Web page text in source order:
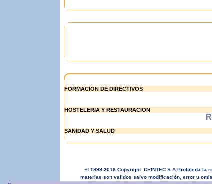
FORMACION DE DIRECTIVOS
HOSTELERIA Y RESTAURACION
SANIDAD Y SALUD
© 1999-2018 Copyright CEINTEC S.A Prohibida
materias son validos salvo modificación, error u